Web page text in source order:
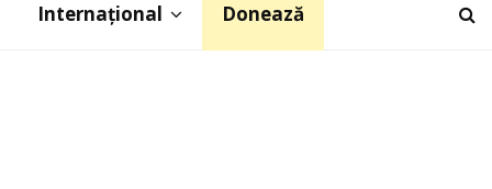
Internațional Donează